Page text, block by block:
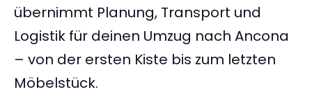
übernimmt Planung, Transport und
Logistik für deinen Umzug nach Ancona
– von der ersten Kiste bis zum letzten
Möbelstück.